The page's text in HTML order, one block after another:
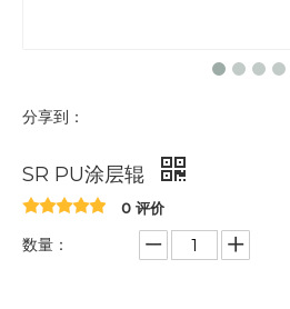
分享到：
SR PU涂层辊
0 评价
数量：